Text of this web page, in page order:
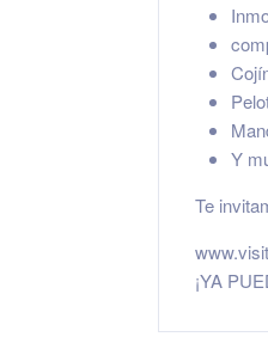
Y
Te
¡YA